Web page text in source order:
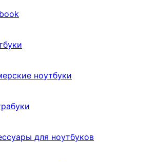
ноутбуки
для ноутбуков